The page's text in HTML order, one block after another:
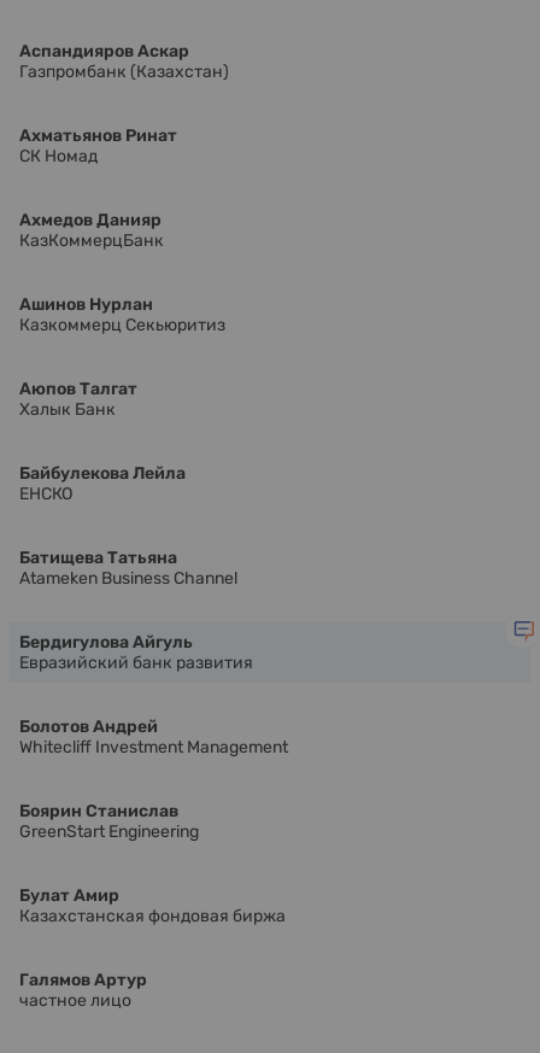
Аспандияров Аскар
Газпромбанк (Казахстан)
Ахматьянов Ринат
СК Номад
Ахмедов Данияр
КазКоммерцБанк
Ашинов Нурлан
Казкоммерц Секьюритиз
Аюпов Талгат
Халык Банк
Байбулекова Лейла
ЕНСКО
Батищева Татьяна
Atameken Business Channel
Бердигулова Айгуль
Евразийский банк развития
Болотов Андрей
Whitecliff Investment Management
Боярин Станислав
GreenStart Engineering
Булат Амир
Казахстанская фондовая биржа
Галямов Артур
частное лицо